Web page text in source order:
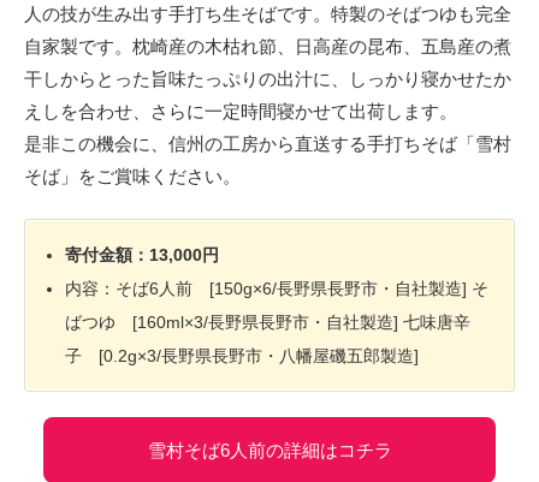
人の技が生み出す手打ち生そばです。特製のそばつゆも完全
自家製です。枕崎産の木枯れ節、日高産の昆布、五島産の煮
干しからとった旨味たっぷりの出汁に、しっかり寝かせたか
えしを合わせ、さらに一定時間寝かせて出荷します。
是非この機会に、信州の工房から直送する手打ちそば「雪村
そば」をご賞味ください。
寄付金額：13,000円
内容：そば6人前 [150g×6/長野県長野市・自社製造] そ
ばつゆ [160ml×3/長野県長野市・自社製造] 七味唐辛
子 [0.2g×3/長野県長野市・八幡屋磯五郎製造]
雪村そば6人前の詳細はコチラ